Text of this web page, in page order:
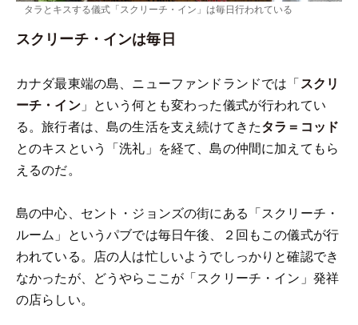
タラとキスする儀式「スクリーチ・イン」は毎日行われている
スクリーチ・インは毎日
カナダ最東端の島、ニューファンドランドでは「スクリ
ーチ・イン」という何とも変わった儀式が行われてい
る。旅行者は、島の生活を支え続けてきたタラ＝コッド
とのキスという「洗礼」を経て、島の仲間に加えてもら
えるのだ。
島の中心、セント・ジョンズの街にある「スクリーチ・
ルーム」というパブでは毎日午後、２回もこの儀式が行
われている。店の人は忙しいようでしっかりと確認でき
なかったが、どうやらここが「スクリーチ・イン」発祥
の店らしい。